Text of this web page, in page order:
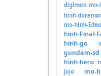
digimon mo-
hinh-
mo-hinh-
hinh-Final-
hinh-go
gundam-sd
hinh-hero
jojo
mo-